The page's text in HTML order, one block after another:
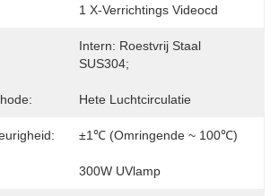
1 X-Verrichtings Videocd
Intern: Roestvrij Staal
SUS304;
Hete Luchtcirculatie
±1℃ (omringende ~ 100℃)
300W UVlamp